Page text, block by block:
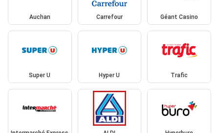
Auchan Carrefour Géant Casino
Super U Hyper U Trafic